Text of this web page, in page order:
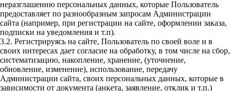
неразглашению персональных данных, которые Пользователь
предоставляет по разнообразным запросам Администрации
сайта (например, при регистрации на сайте, оформлении заказа,
подписки на уведомления и т.п).
3.2. Регистрируясь на сайте, Пользователь по своей воле и в
своих интересах дает согласие на обработку, в том числе на сбор,
систематизацию, накопление, хранение, (уточнение,
обновление, изменение), использование, передачу
Администрации сайта, своих персональных данных, которые в
зависимости от документа (анкета, заявление, отклик и т.п.)